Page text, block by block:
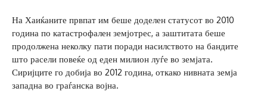
На Хаиќаните првпат им беше доделен статусот во 2010
година по катастрофален земјотрес, а заштитата беше
продолжена неколку пати поради насилството на бандите
што расели повеќе од еден милион луѓе во земјата.
Сиријците го добија во 2012 година, откако нивната земја
западна во граѓанска војна.